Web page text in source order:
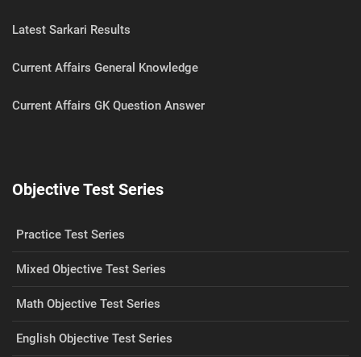
Latest Sarkari Results
Current Affairs General Knowledge
Current Affairs GK Question Answer
Objective Test Series
Practice Test Series
Mixed Objective Test Series
Math Objective Test Series
English Objective Test Series